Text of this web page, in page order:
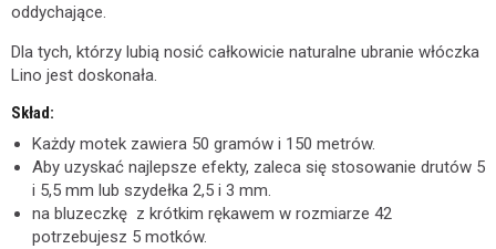
oddychające.
Dla tych, którzy lubią nosić całkowicie naturalne ubranie włóczka
Lino jest doskonała.
Skład:
Każdy motek zawiera 50 gramów i 150 metrów.
Aby uzyskać najlepsze efekty, zaleca się stosowanie drutów 5
i 5,5 mm lub szydełka 2,5 i 3 mm.
na bluzeczkę z krótkim rękawem w rozmiarze 42
potrzebujesz 5 motków.